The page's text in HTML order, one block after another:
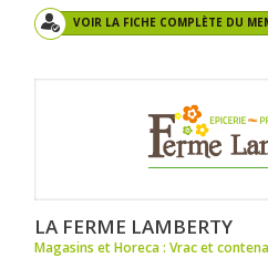
VOIR LA FICHE COMPLÈTE DU
LA FERME LAMBERTY
Magasins et Horeca : Vrac et